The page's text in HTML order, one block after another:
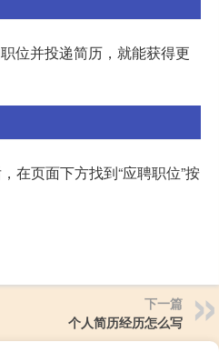
位并投递简历，就能获得更
在页面下方找到“应聘职位”按
下一篇
个人简历经历怎么写